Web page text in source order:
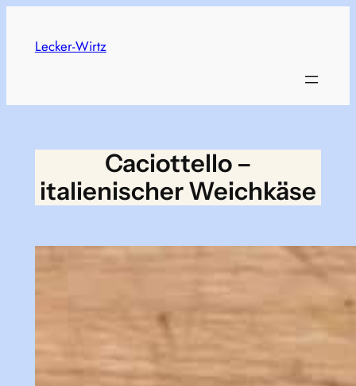
content
Lecker-Wirtz
Caciottello –
italienischer Weichkäse